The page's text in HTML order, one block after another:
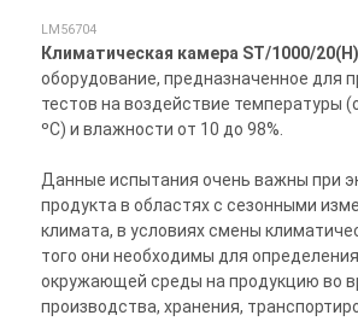
LM56704
Климатическая камера ST/1000/
оборудование, предназначенное для
тестов на воздействие температуры
ºС) и влажности от 10 до 98%.
Данные испытания очень важны при
продукта в областях с сезонными
климата, в условиях смены
того они необходимы для
окружающей среды на продукцию во
производства, хранения,